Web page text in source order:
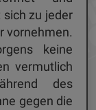
zu jeder
vornehmen.
keine
vermutlich
des
gegen die